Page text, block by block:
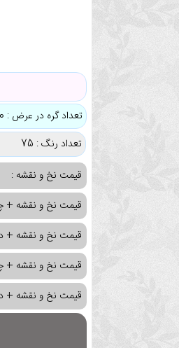
تعداد گره در عرض : 500 (74 سانتی متر)
تعداد رنگ : 75
قیمت نخ و نقشه :
قیمت نخ و نقشه +
قیمت نخ و نقشه +
قیمت نخ و نقشه +
قیمت نخ و نقشه +